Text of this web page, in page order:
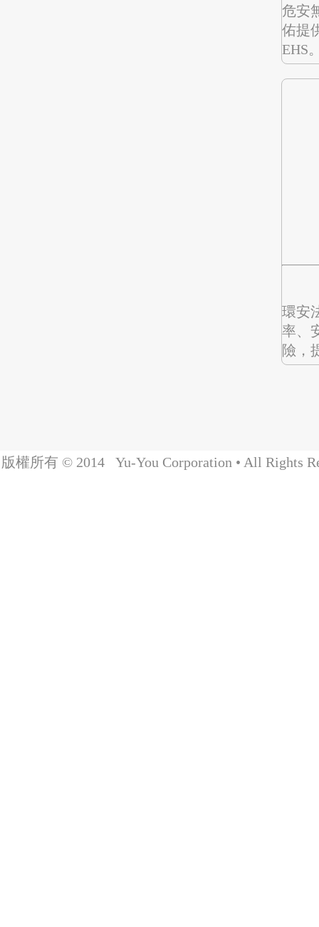
危安
佑提
EHS
環安
率、
險，
版權所有 © 2014 Yu-You Corporation • All Rights